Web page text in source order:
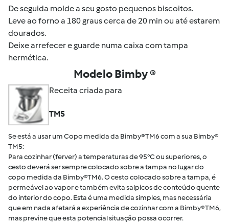
De seguida molde a seu gosto pequenos biscoitos.
Leve ao forno a 180 graus cerca de 20 min ou até estarem
dourados.
Deixe arrefecer e guarde numa caixa com tampa
hermética.
Modelo Bimby ®
Receita criada para
TM5
Se está a usar um Copo medida da Bimby® TM6 com a sua Bimby®
TM5:
Para cozinhar (ferver) a temperaturas de 95°C ou superiores, o
cesto deverá ser sempre colocado sobre a tampa no lugar do
copo medida da Bimby®TM6. O cesto colocado sobre a tampa, é
permeável ao vapor e também evita salpicos de conteúdo quente
do interior do copo. Esta é uma medida simples, mas necessária
que em nada afetará a experiência de cozinhar com a Bimby® TM6,
mas previne que esta potencial situação possa ocorrer.